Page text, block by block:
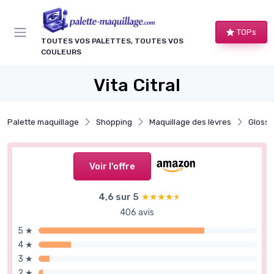
TOUTES VOS PALETTES, TOUTES VOS
COULEURS
TOPs
Vita Citral
Palette maquillage Shopping Maquillage des lèvres Gloss
Voir l'offre
4,6 sur 5 ★★★★★
★★★★★
406 avis
5 ★
4 ★
3 ★
Panneau de gestion des cookies